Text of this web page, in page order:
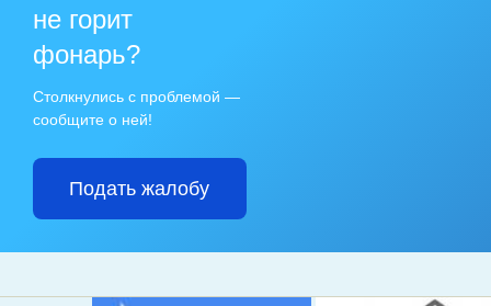
не горит
фонарь?
Столкнулись с проблемой —
сообщите о ней!
Подать жалобу